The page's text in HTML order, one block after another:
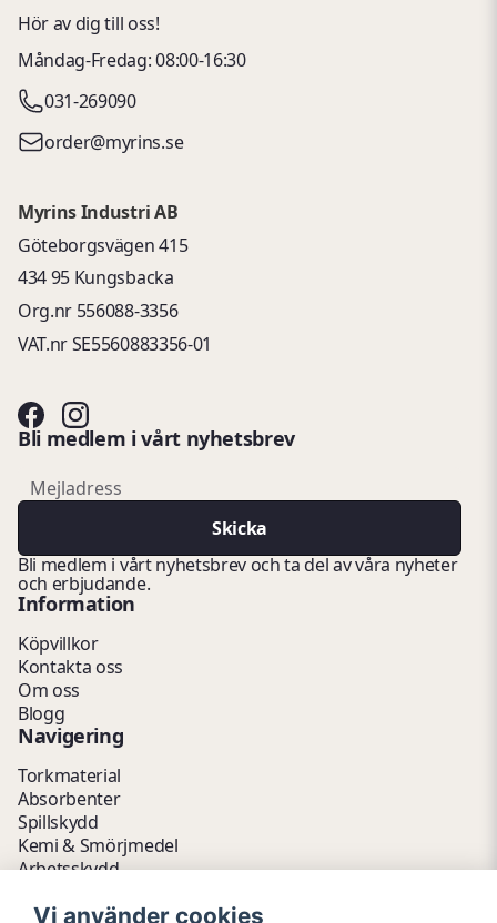
Hör av dig till oss!
Måndag-Fredag: 08:00-16:30
031-269090
order@myrins.se
Myrins Industri AB
Göteborgsvägen 415
434 95 Kungsbacka
Org.nr 556088-3356
VAT.nr SE5560883356-01
Bli medlem i vårt nyhetsbrev
email
Mejladress
Skicka
Bli medlem i vårt nyhetsbrev och ta del av våra nyheter
och erbjudande.
Information
Köpvillkor
Kontakta oss
Om oss
Blogg
Navigering
Torkmaterial
Absorbenter
Spillskydd
Kemi & Smörjmedel
Arbetsskydd
Avfallshantering
Vi använder cookies